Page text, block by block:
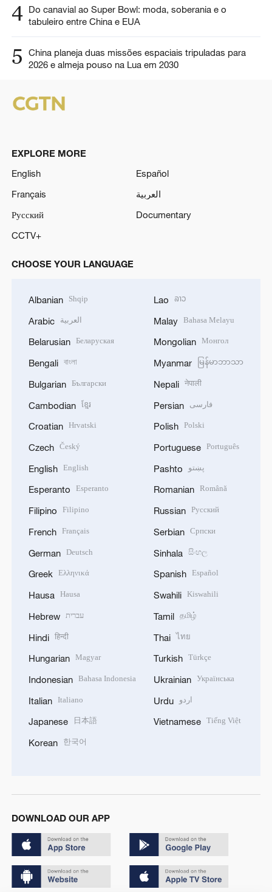
4 Do canavial ao Super Bowl: moda, soberania e o
tabuleiro entre China e EUA
5
China planeja duas missões espaciais tripuladas para
2026 e almeja pouso na Lua em 2030
EXPLORE MORE
English
Español
Français
العربية
Русский
Documentary
CCTV+
CHOOSE YOUR LANGUAGE
Albanian Shqip
Arabic العربية
Belarusian Беларуская
Bengali বাংলা
Bulgarian Български
Cambodian ខ្មែរ
Croatian Hrvatski
Czech Český
English English
Esperanto Esperanto
Filipino Filipino
French Français
German Deutsch
Greek Ελληνικά
Hausa Hausa
Hebrew עברית
Hindi हिन्दी
Hungarian Magyar
Indonesian Bahasa Indonesia
Italian Italiano
Japanese 日本語
Korean 한국어
Lao ລາວ
Malay Bahasa Melayu
Mongolian Монгол
Myanmar မြန်မာဘာသာ
Nepali नेपाली
Persian فارسی
Polish Polski
Portuguese Português
Pashto پښتو
Romanian Română
Russian Русский
Serbian Српски
Sinhala සිංහල
Spanish Español
Swahili Kiswahili
Tamil தமிழ்
Thai ไทย
Turkish Türkçe
Ukrainian Українська
Urdu اردو
Vietnamese Tiếng Việt
DOWNLOAD OUR APP